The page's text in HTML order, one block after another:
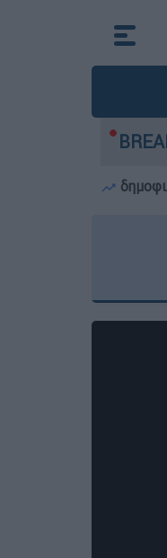
νεκρό του